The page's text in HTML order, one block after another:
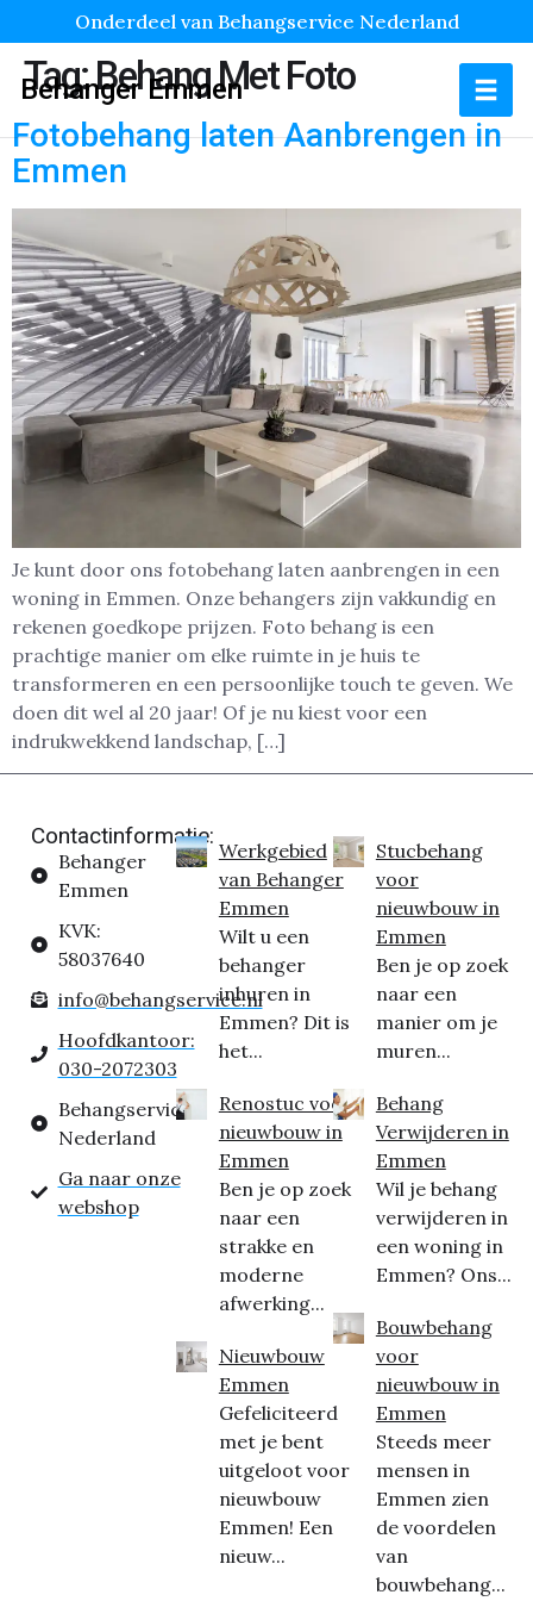
Onderdeel van Behangservice Nederland
Behanger Emmen
Tag:Behang Met Foto
Fotobehang laten Aanbrengen in
Emmen
Je kunt door ons fotobehang laten aanbrengen in een
woning in Emmen. Onze behangers zijn vakkundig en
rekenen goedkope prijzen. Foto behang is een
prachtige manier om elke ruimte in je huis te
transformeren en een persoonlijke touch te geven. We
doen dit wel al 20 jaar! Of je nu kiest voor een
indrukwekkend landschap, […]
Contactinformatie:
Behanger
Emmen
KVK:
58037640
info@behangservice.nl
Hoofdkantoor:
030-2072303
Behangservice
Nederland
Ga naar onze
webshop
Werkgebied
van Behanger
Emmen
Wilt u een
behanger
inhuren in
Emmen? Dit is
het...
Renostuc voor
nieuwbouw in
Emmen
Ben je op zoek
naar een
strakke en
moderne
afwerking...
Nieuwbouw
Emmen
Gefeliciteerd
met je bent
uitgeloot voor
nieuwbouw
Emmen! Een
nieuw...
Stucbehang
voor
nieuwbouw in
Emmen
Ben je op zoek
naar een
manier om je
muren...
Behang
Verwijderen in
Emmen
Wil je behang
verwijderen in
een woning in
Emmen? Ons...
Bouwbehang
voor
nieuwbouw in
Emmen
Steeds meer
mensen in
Emmen zien
de voordelen
van
bouwbehang...